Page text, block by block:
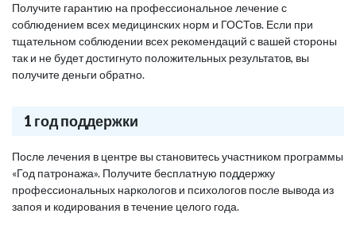
Получите гарантию на профессиональное лечение с
соблюдением всех медицинских норм и ГОСТов. Если при
тщательном соблюдении всех рекомендаций с вашей стороны
так и не будет достигнуто положительных результатов, вы
получите деньги обратно.
1 год поддержки
После лечения в центре вы становитесь участником программы
«Год патронажа». Получите бесплатную поддержку
профессиональных наркологов и психологов после вывода из
запоя и кодирования в течение целого года.